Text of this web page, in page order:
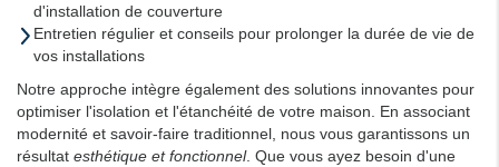
d'installation de couverture
Entretien régulier et conseils pour prolonger la durée de vie de
vos installations
Notre approche intègre également des solutions innovantes pour
optimiser l'isolation et l'étanchéité de votre maison. En associant
modernité et savoir-faire traditionnel, nous vous garantissons un
résultat esthétique et fonctionnel. Que vous ayez besoin d'une